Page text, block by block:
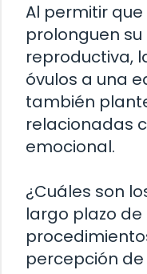
Al permitir
prolonguen
reproductiva,
óvulos a una
también
relacionadas
emocional.
¿Cuáles son
largo plazo
percepción